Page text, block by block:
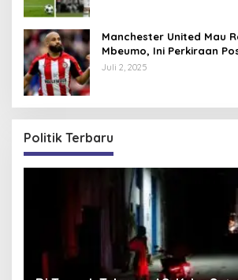
Manchester United Mau
Mbeumo, Ini Perkiraan
dalam Skema Ruben
Juli 2, 2025
Politik Terbaru